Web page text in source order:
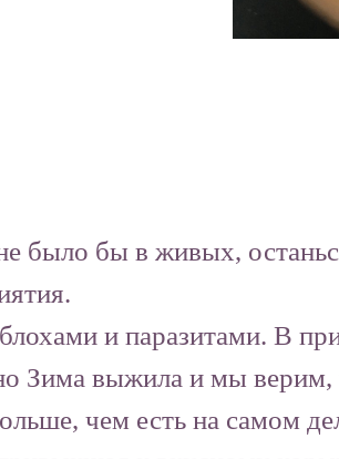
было бы в живых,
и паразитами. В
Зима выжила и мы верим,
чем есть на самом